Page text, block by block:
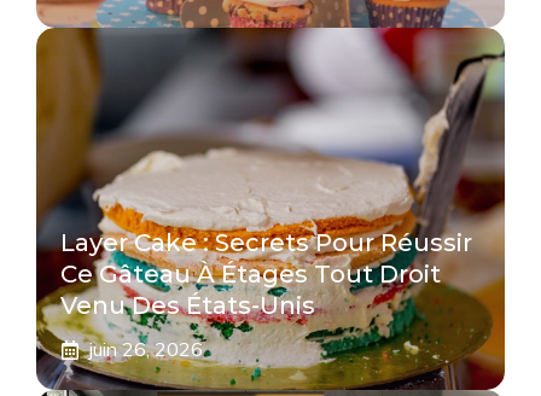
Layer Cake : Secrets Pour Réussir
Ce Gâteau À Étages Tout Droit
Venu Des États-Unis
juin 26, 2026